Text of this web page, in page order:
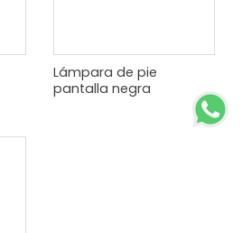
Lámpara de pie
pantalla negra